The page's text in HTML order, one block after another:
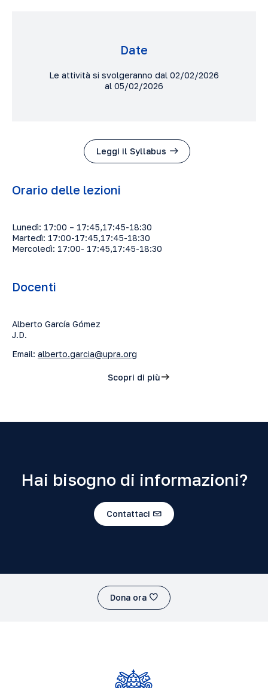
Date
Le attività si svolgeranno dal 02/02/2026
al 05/02/2026
Leggi il Syllabus
Orario delle lezioni
Lunedì: 17:00 – 17:45,17:45-18:30
Martedì: 17:00-17:45,17:45-18:30
Mercoledì: 17:00- 17:45,17:45-18:30
Docenti
Alberto García Gómez
J.D.
Email: alberto.garcia@upra.org
Scopri di più
Hai bisogno di informazioni?
Contattaci
Dona ora